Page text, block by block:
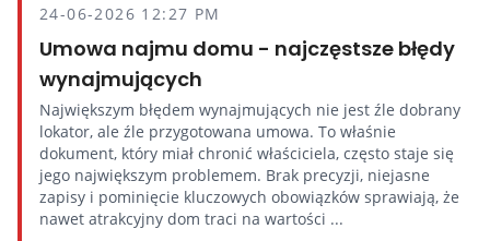
24-06-2026 12:27 PM
Umowa najmu domu - najczęstsze błędy
wynajmujących
Największym błędem wynajmujących nie jest źle dobrany
lokator, ale źle przygotowana umowa. To właśnie
dokument, który miał chronić właściciela, często staje się
jego największym problemem. Brak precyzji, niejasne
zapisy i pominięcie kluczowych obowiązków sprawiają, że
nawet atrakcyjny dom traci na wartości ...